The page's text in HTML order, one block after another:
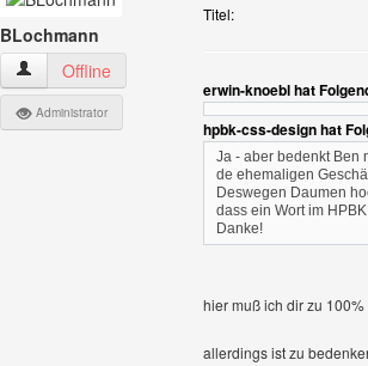
BLochmann
BLochmann Benutzer-Profile anzeigen
Offline
Administrator
Titel:
erwin-knoebl hat
hpbk-css-design hat
Ja - aber bedenkt Ben
de ehemaligen
Deswegen Daumen
dass ein Wort im
Danke!
hier muß ich dir zu
allerdings ist zu